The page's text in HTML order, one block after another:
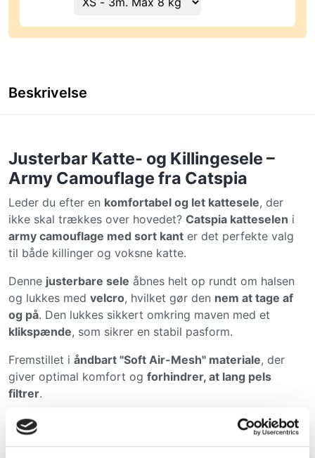
Beskrivelse
Justerbar Katte- og Killingesele –
Army Camouflage fra Catspia
Leder du efter en komfortabel og let kattesele, der
ikke skal trækkes over hovedet? Catspia katteselen i
army camouflage med sort kant er det perfekte valg
til både killinger og voksne katte.
Denne justerbare sele åbnes helt op rundt om halsen
og lukkes med velcro, hvilket gør den nem at tage af
og på. Den lukkes sikkert omkring maven med et
klikspænde, som sikrer en stabil pasform.
Fremstillet i åndbart "Soft Air-Mesh" materiale, der
giver optimal komfort og forhindrer, at lang pels
filtrer.
Fordele ved Catspia Kattesele:
Åbnes helt op– ingen ubehag ved at tage den på.